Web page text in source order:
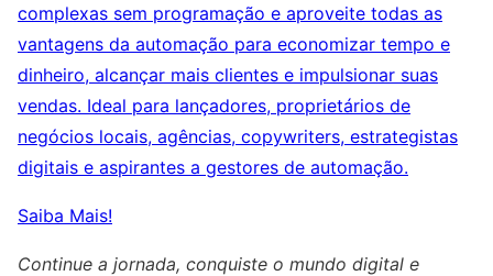
complexas sem programação e aproveite todas as
vantagens da automação para economizar tempo e
dinheiro, alcançar mais clientes e impulsionar suas
vendas. Ideal para lançadores, proprietários de
negócios locais, agências, copywriters, estrategistas
digitais e aspirantes a gestores de automação.
Saiba Mais!
Continue a jornada, conquiste o mundo digital e